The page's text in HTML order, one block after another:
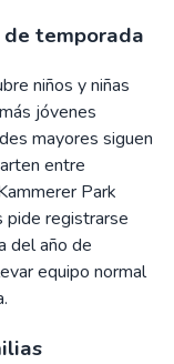
de temporada
niños y niñas
jóvenes
mayores siguen
entre
Park
pide registrarse
del año de
equipo normal